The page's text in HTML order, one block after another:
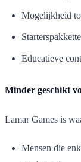
Mogelijkheid
Educatieve
Minder geschikt
Lamar Games is
Mensen die